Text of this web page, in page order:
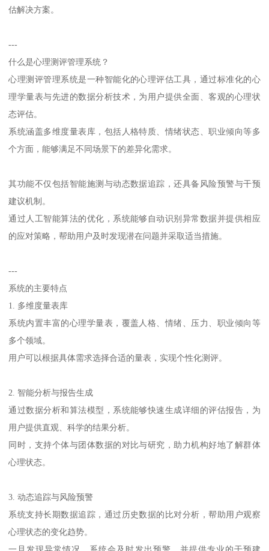
估解决方案。
---
什么是心理测评管理系统？
心理测评管理系统是一种智能化的心理评估工具，通过标准化的心
理学量表与先进的数据分析技术，为用户提供全面、客观的心理状
态评估。
系统涵盖多维度量表库，包括人格特质、情绪状态、职业倾向等多
个方面，能够满足不同场景下的差异化需求。
其功能不仅包括智能施测与动态数据追踪，还具备风险预警与干预
建议机制。
通过人工智能算法的优化，系统能够自动识别异常数据并提供相应
的应对策略，帮助用户及时发现潜在问题并采取适当措施。
---
系统的主要特点
1. 多维度量表库
系统内置丰富的心理学量表，覆盖人格、情绪、压力、职业倾向等
多个领域。
用户可以根据具体需求选择合适的量表，实现个性化测评。
2. 智能分析与报告生成
通过数据分析和算法模型，系统能够快速生成详细的评估报告，为
用户提供直观、科学的结果分析。
同时，支持个体与团体数据的对比与研究，助力机构好地了解群体
心理状态。
3. 动态追踪与风险预警
系统支持长期数据追踪，通过历史数据的比对分析，帮助用户观察
心理状态的变化趋势。
一旦发现异常情况，系统会及时发出预警，并提供专业的干预建